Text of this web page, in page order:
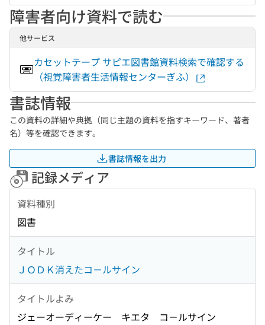
障害者向け資料で読む
他サービス
カセットテープ サピエ図書館資料検索で確認する
（視覚障害者生活情報センターぎふ）
書誌情報
この資料の詳細や典拠（同じ主題の資料を指すキーワード、著者
名）等を確認できます。
書誌情報を出力
記録メディア
資料種別
図書
タイトル
ＪＯＤＫ消えたコ－ルサイン
タイトルよみ
ジェーオーディーケー キエタ コ－ルサイン